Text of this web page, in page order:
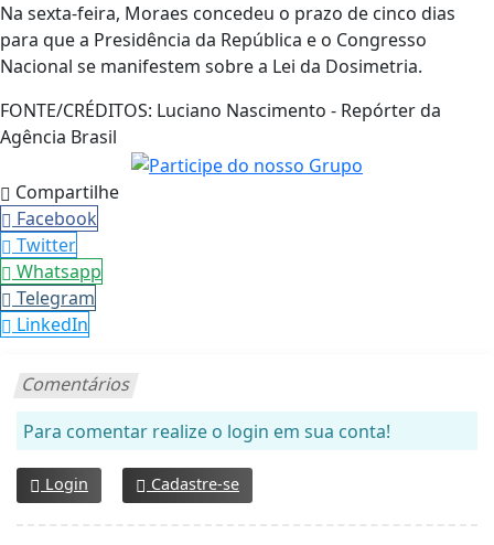
Na sexta-feira, Moraes concedeu o prazo de cinco dias
para que a Presidência da República e o Congresso
Nacional se manifestem sobre a Lei da Dosimetria.
FONTE/CRÉDITOS: Luciano Nascimento - Repórter da
Agência Brasil
Compartilhe
Facebook
Twitter
Whatsapp
Telegram
LinkedIn
Comentários
Para comentar realize o login em sua conta!
Login Cadastre-se